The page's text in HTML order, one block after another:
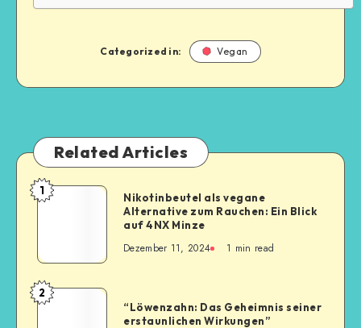
Categorized in: Vegan
Related Articles
1
Nikotinbeutel als vegane
Alternative zum Rauchen: Ein Blick
auf 4NX Minze
Dezember 11, 2024 1 min read
2
“Löwenzahn: Das Geheimnis seiner
erstaunlichen Wirkungen”